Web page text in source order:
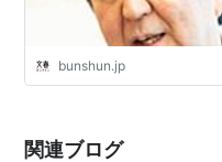
bunshun.jp
関連ブログ